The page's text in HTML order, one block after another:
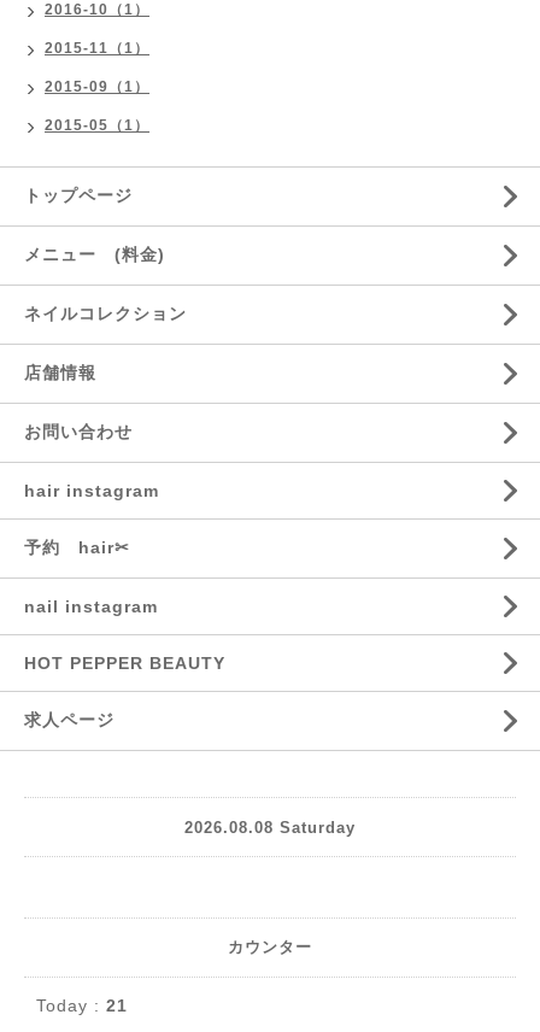
2016-10（1）
2015-11（1）
2015-09（1）
2015-05（1）
トップページ
メニュー (料金)
ネイルコレクション
店舗情報
お問い合わせ
hair instagram
予約 hair✂︎
nail instagram
HOT PEPPER BEAUTY
求人ページ
2026.08.08 Saturday
カウンター
Today : 21